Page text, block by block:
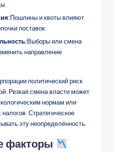
Пошлины и квоты влияют
поставок.
Выборы или смена
направление
политический риск
Резкая смена власти может
нормам или
Стратегическое
эту неопределённость.
факторы